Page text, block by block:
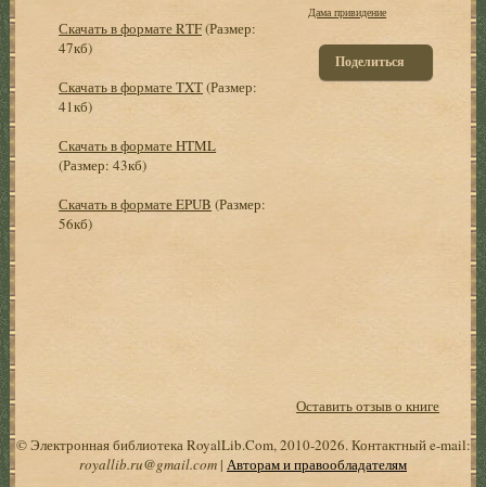
Скачать в формате RTF(Размер:
47кб)
Скачать в формате TXT(Размер:
41кб)
Скачать в формате HTML
(Размер: 43кб)
Скачать в формате EPUB (Размер:
56кб)
Дама привидение
Поделиться
Оставить отзыв о книге
© Электронная библиотека RoyalLib.Com, 2010-2026. Контактный e-mail:
royallib.ru@gmail.com| Авторам и правообладателям